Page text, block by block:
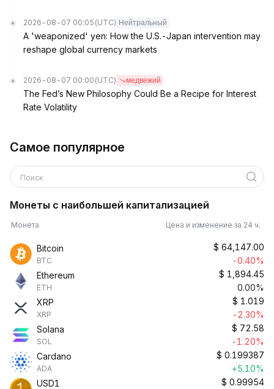
2026-08-07 00:05 (UTC) Нейтральный
A 'weaponized' yen: How the U.S.-Japan intervention may
reshape global currency markets
2026-08-07 00:00 (UTC) медвежий
The Fed’s New Philosophy Could Be a Recipe for Interest
Rate Volatility
Самое популярное
Поиск
Монеты с наибольшей капитализацией
Монета Цена и изменение за 24 ч.
Bitcoin
BTC
$ 64,147.00
-0.40%
Ethereum
ETH
$ 1,894.45
0.00%
XRP
XRP
$ 1.019
-2.30%
Solana
SOL
$ 72.58
-1.20%
Cardano
ADA
$ 0.199387
+5.10%
USD1
$ 0.99954